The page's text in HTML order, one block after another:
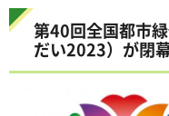
第40回全国都市
だい2023）が閉